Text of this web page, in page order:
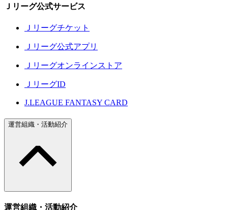
Ｊリーグ公式サービス
Ｊリーグチケット
Ｊリーグ公式アプリ
Ｊリーグオンラインストア
ＪリーグID
J.LEAGUE FANTASY CARD
運営組織・活動紹介
運営組織・活動紹介